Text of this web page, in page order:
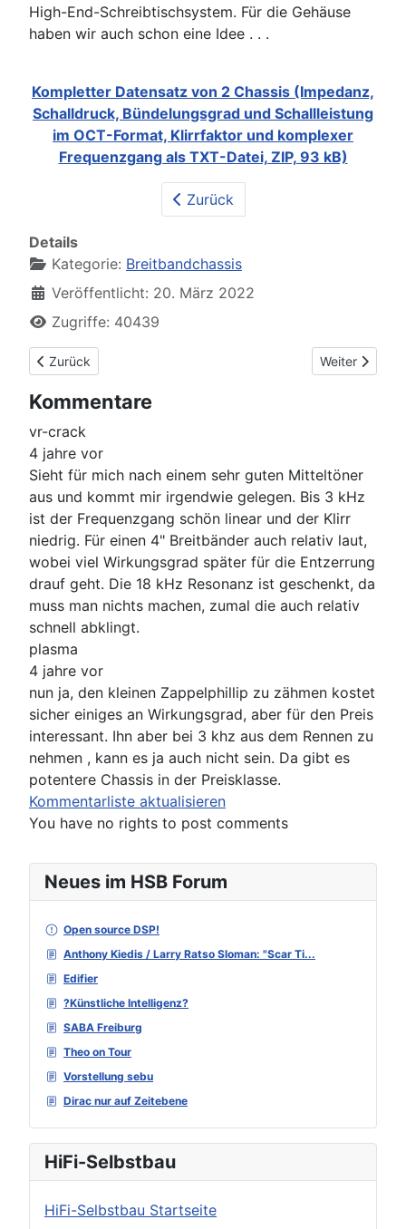
Neues im HSB Forum
Open source DSP!
Anthony Kiedis / Larry Ratso Sloman: "Scar Ti...
Edifier
?Künstliche Intelligenz?
SABA Freiburg
Theo on Tour
Vorstellung sebu
Dirac nur auf Zeitebene
HiFi-Selbstbau
HiFi-Selbstbau Startseite
High-End-Schreibtischsystem. Für die Gehäuse
haben wir auch schon eine Idee . . .
Kompletter Datensatz von 2 Chassis (Impedanz,
Schalldruck, Bündelungsgrad und Schallleistung
im OCT-Format, Klirrfaktor und komplexer
Frequenzgang als TXT-Datei, ZIP, 93 kB)
Zurück
Details
Kategorie: Breitbandchassis
Veröffentlicht: 20. März 2022
Zugriffe: 40439
Vorheriger Beitrag: Tectonic TEBM46C20N-4B (frei)
Zurück Nächster
Weiter
Kommentare
vr-crack
4 jahre vor
Sieht für mich nach einem sehr guten Mitteltöner
aus und kommt mir irgendwie gelegen. Bis 3 kHz
ist der Frequenzgang schön linear und der Klirr
niedrig. Für einen 4" Breitbänder auch relativ laut,
wobei viel Wirkungsgrad später für die Entzerrung
drauf geht. Die 18 kHz Resonanz ist geschenkt, da
muss man nichts machen, zumal die auch relativ
schnell abklingt.
plasma
4 jahre vor
nun ja, den kleinen Zappelphillip zu zähmen kostet
sicher einiges an Wirkungsgrad, aber für den Preis
interessant. Ihn aber bei 3 khz aus dem Rennen zu
nehmen , kann es ja auch nicht sein. Da gibt es
potentere Chassis in der Preisklasse.
Kommentarliste aktualisieren
You have no rights to post comments